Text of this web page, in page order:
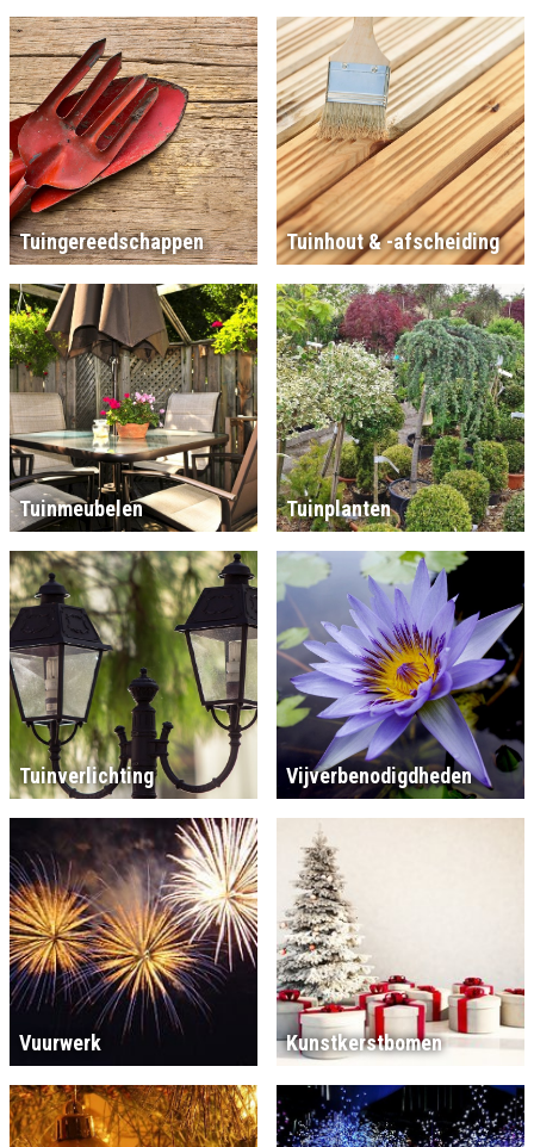
Tuingereedschappen Tuinhout & -afscheiding
Tuinmeubelen Tuinplanten
Tuinverlichting Vijverbenodigdheden
Vuurwerk Kunstkerstbomen